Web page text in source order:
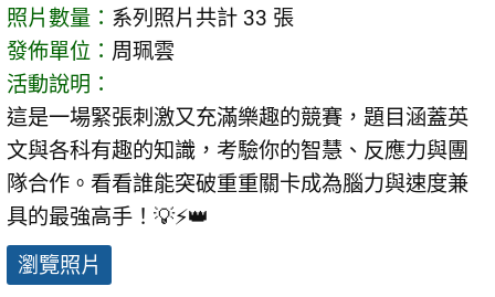
照片數量： 系列照片共計 33 張
發佈單位： 周珮雲
活動說明：
這是一場緊張刺激又充滿樂趣的競賽，題目涵蓋英
文與各科有趣的知識，考驗你的智慧、反應力與團
隊合作。看看誰能突破重重關卡成為腦力與速度兼
具的最強高手！💡⚡👑
瀏覽照片